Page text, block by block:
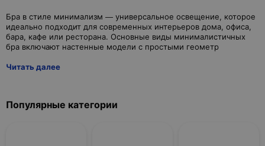
Бра в стиле минимализм — универсальное освещение, которое
идеально подходит для современных интерьеров дома, офиса,
бара, кафе или ресторана. Основные виды минималистичных
Читать далее
Популярные категории